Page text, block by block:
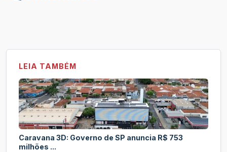
LEIA TAMBÉM
Caravana 3D: Governo de SP anuncia R$ 753
milhões ...